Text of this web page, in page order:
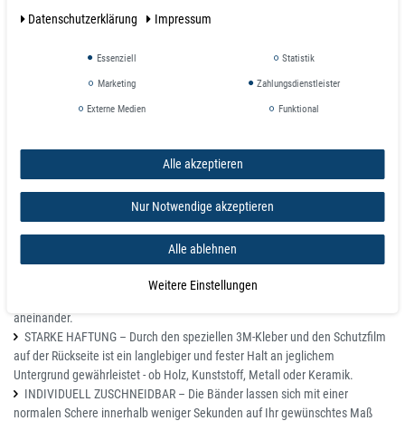
Vorhänge, Magnetstreifen, Magnetklebeband 3M-Kleber, Insektenschutz,
Höhe H 1,5 mm
Toleranzen L -0 / +30 mm, B ± 0,5 mm / H ± 0,1 mm
Einsatzgebiete
WIRKSAMER INSEKTENSCHUTZ – Mit dem A+B Magnetband lassen sich
Ihre Insektengitter, Vorhänge und Schutzfolien leicht an Tür- und
aneinander.
STARKE HAFTUNG – Durch den speziellen 3M-Kleber und den Schutzfilm
auf der Rückseite ist ein langlebiger und fester Halt an jeglichem
Untergrund gewährleistet - ob Holz, Kunststoff, Metall oder Keramik.
INDIVIDUELL ZUSCHNEIDBAR – Die Bänder lassen sich mit einer
normalen Schere innerhalb weniger Sekunden auf Ihr gewünschtes Maß
Daten­schutz­erklärung
Impressum
Essenziell Statistik
Marketing Zahlungsdienstleister
Externe Medien Funktional
Alle akzeptieren
Nur Notwendige akzeptieren
Alle ablehnen
Weitere Einstellungen